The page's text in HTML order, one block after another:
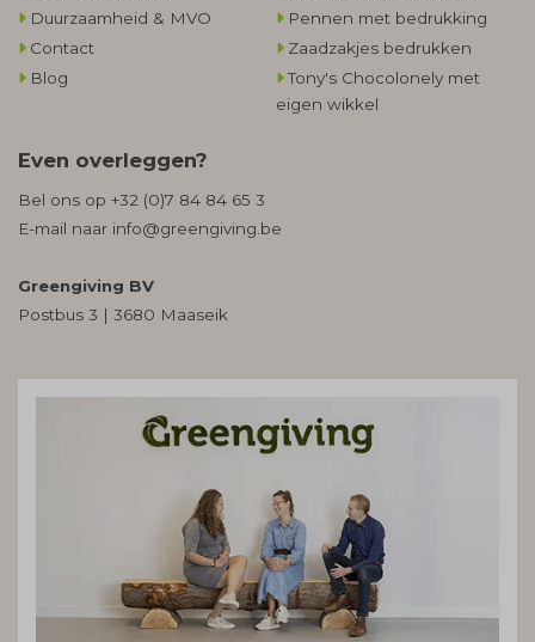
Duurzaamheid & MVO
Contact
Blog
Pennen met bedrukking
Zaadzakjes bedrukken
Tony's Chocolonely met
eigen wikkel
Even overleggen?
Bel ons op +32 (0)7 84 84 65 3
E-mail naar info@greengiving.be
Greengiving BV
Postbus 3 | 3680 Maaseik